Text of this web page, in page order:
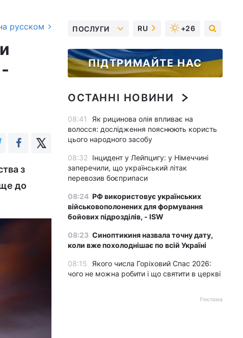
русском
з
ще до
ПОСЛУГИ RU +26
ПІДТРИМАЙТЕ НАС
ОСТАННІ НОВИНИ
08:41
Як рицинова олія впливає на
волосся: дослідження пояснюють користь
цього народного засобу
08:32
Інцидент у Лейпцигу: у Німеччині
заперечили, що український літак
перевозив боєприпаси
08:24 РФ використовує українських
військовополонених для формування
бойових підрозділів, - ISW
08:23 Синоптикиня назвала точну дату,
коли вже похолоднішає по всій Україні
08:15
Якого числа Горіховий Спас 2026:
чого не можна робити і що святити в церкві
Реклама